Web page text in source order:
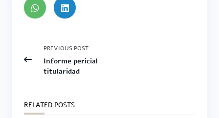
class="nav-
subtitle
text">Page</span>
PREVIOUS POST
Informe pericial
titularidad
RELATED POSTS